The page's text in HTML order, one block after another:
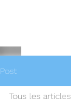
Post
Tous les articles